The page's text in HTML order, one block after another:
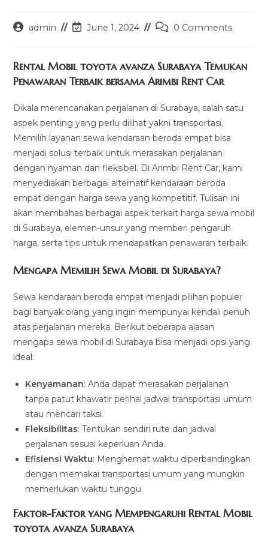
Postadmin
PostJune 1, 2024
Post0 Comments
Rental Mobil toyota avanza Surabaya Temukan
Penawaran Terbaik bersama Arimbi Rent Car
Dikala merencanakan perjalanan di Surabaya, salah satu
aspek penting yang perlu dilihat yakni transportasi.
Memilih layanan sewa kendaraan beroda empat bisa
menjadi solusi terbaik untuk merasakan perjalanan
dengan nyaman dan fleksibel. Di Arimbi Rent Car, kami
menyediakan berbagai alternatif kendaraan beroda
empat dengan harga sewa yang kompetitif. Tulisan ini
akan membahas berbagai aspek terkait harga sewa mobil
di Surabaya, elemen-unsur yang memberi pengaruh
harga, serta tips untuk mendapatkan penawaran terbaik.
Mengapa Memilih Sewa Mobil di Surabaya?
Sewa kendaraan beroda empat menjadi pilihan populer
bagi banyak orang yang ingin mempunyai kendali penuh
atas perjalanan mereka. Berikut beberapa alasan
mengapa sewa mobil di Surabaya bisa menjadi opsi yang
ideal:
Kenyamanan: Anda dapat merasakan perjalanan
tanpa patut khawatir perihal jadwal transportasi umum
atau mencari taksi.
Fleksibilitas: Tentukan sendiri rute dan jadwal
perjalanan sesuai keperluan Anda.
Efisiensi Waktu: Menghemat waktu diperbandingkan
dengan memakai transportasi umum yang mungkin
memerlukan waktu tunggu.
Faktor-Faktor yang Mempengaruhi Rental Mobil
toyota avanza Surabaya